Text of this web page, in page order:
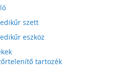
szett
eszköz
tartozék